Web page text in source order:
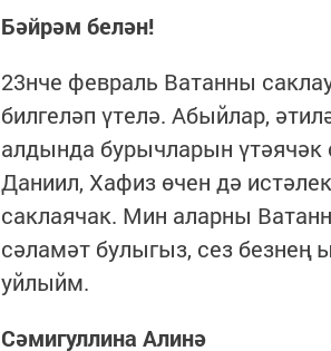
Бәйрәм белән!
23нче февраль Ватанны
билгеләп үтелә. Абыйлар,
алдында бурычларын
Даниил, Хафиз өчен дә
саклаячак. Мин аларны
сәламәт булыгыз, сез
уйлыйм.
Сәмигуллина Алинә